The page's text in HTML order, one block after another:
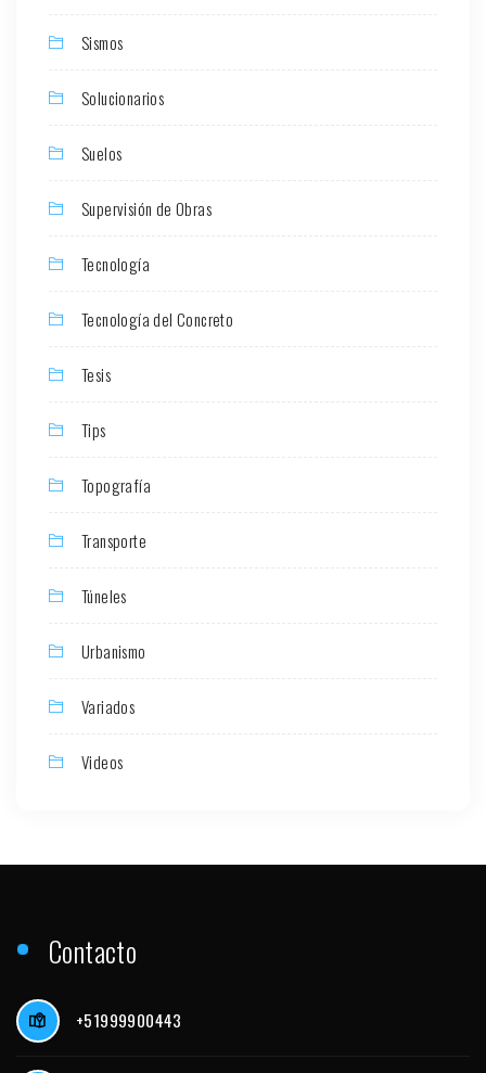
Sismos
Solucionarios
Suelos
Supervisión de Obras
Tecnología
Tecnología del Concreto
Tesis
Tips
Topografía
Transporte
Túneles
Urbanismo
Variados
Videos
Contacto
+51999900443